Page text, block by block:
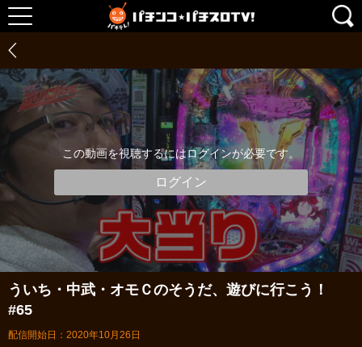
この動画を視聴するにはログインが必要です。
ログイン
ういち・中武・オモＣのそうだ、遊びに行こう！
#65
配信開始日：2020年10月26日